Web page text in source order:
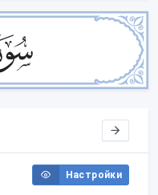
Настройки